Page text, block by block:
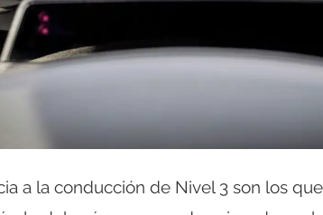
a la conducción de Nivel 3 son los